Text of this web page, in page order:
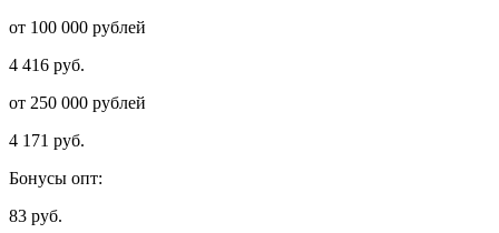
от 100 000 рублей
4 416 руб.
от 250 000 рублей
4 171 руб.
Бонусы опт:
83 руб.